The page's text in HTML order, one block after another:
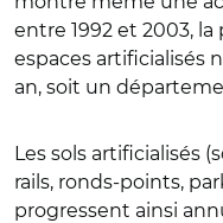
entre 1992 et 2003,
espaces artificialisés
an, soit un
Les sols artificialisés
rails, ronds-points,
progressent ainsi